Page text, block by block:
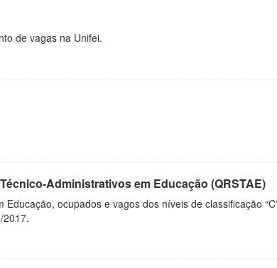
de vagas na Unifei.
Administrativos em Educação (QRSTAE)
ocupados e vagos dos níveis de classificação
2017.